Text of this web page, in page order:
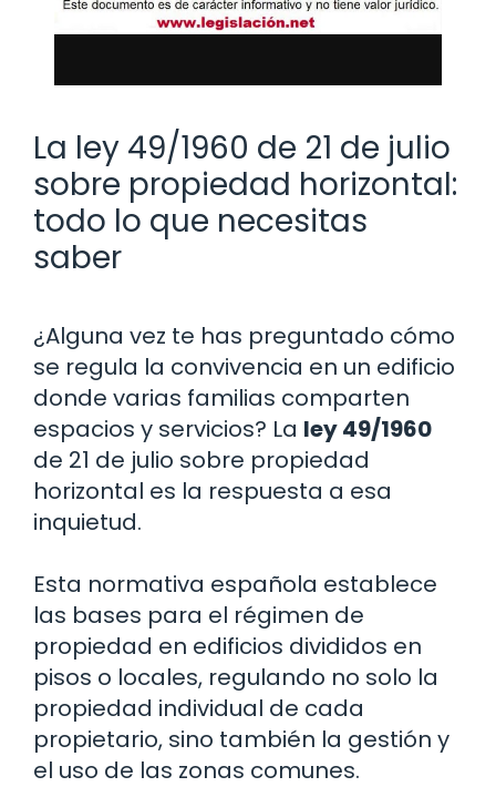
La ley 49/1960 de 21 de julio
sobre propiedad horizontal:
todo lo que necesitas
saber
¿Alguna vez te has preguntado cómo
se regula la convivencia en un edificio
donde varias familias comparten
espacios y servicios? La ley 49/1960
de 21 de julio sobre propiedad
horizontal es la respuesta a esa
inquietud.
Esta normativa española establece
las bases para el régimen de
propiedad en edificios divididos en
pisos o locales, regulando no solo la
propiedad individual de cada
propietario, sino también la gestión y
el uso de las zonas comunes.